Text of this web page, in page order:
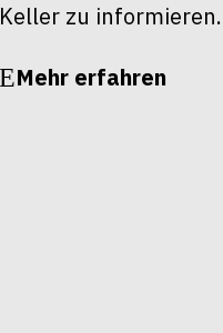
Keller zu informieren.
Mehr erfahren